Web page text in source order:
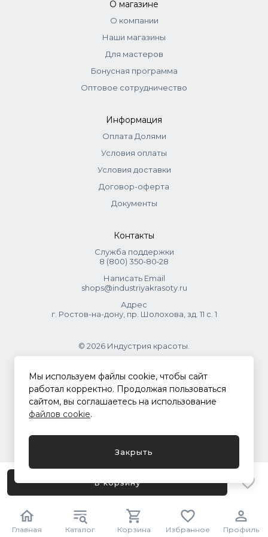
Главная Каталог Корзина Избранное Профиль
В корзину
рассчитывается стандартно. Корректоры самостоятельно
распределить эмульгирующей техникой. Выдержка
О магазине
О компании
Наши магазины
Для мастеров
Бонусная программа
Оптовое сотрудничество
Информация
Оплата Долями
Условия оплаты
Условия доставки
Договор-оферта
Документы
Контакты
Служба поддержки
8 (800) 350‑80‑28
Написать Email
shops@industriyakrasoty.ru
Адрес
г. Ростов-на-дону, пр. Шолохова, зд. 11 с. 1
© 2026 Индустрия красоты.
.
Политика конфиденциальности
Мы используем файлы cookie, чтобы сайт
работал корректно. Продолжая пользоваться
сайтом, вы соглашаетесь на использование
файлов cookie.
Закрыть